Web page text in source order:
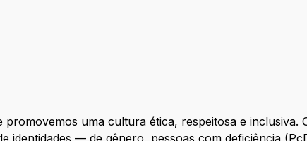
uma cultura ética, respeitosa e inclusiva.